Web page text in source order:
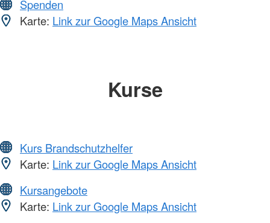
Spenden
Karte: Link zur Google Maps Ansicht
Kurse
Kurs Brandschutzhelfer
Karte: Link zur Google Maps Ansicht
Kursangebote
Karte: Link zur Google Maps Ansicht